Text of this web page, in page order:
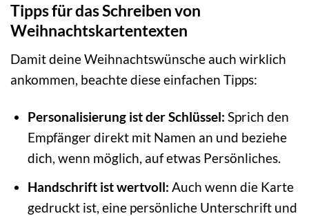
Tipps für das Schreiben von
Weihnachtskartentexten
Damit deine Weihnachtswünsche auch wirklich
ankommen, beachte diese einfachen Tipps:
Personalisierung ist der Schlüssel: Sprich den
Empfänger direkt mit Namen an und beziehe
dich, wenn möglich, auf etwas Persönliches.
Handschrift ist wertvoll: Auch wenn die Karte
gedruckt ist, eine persönliche Unterschrift und